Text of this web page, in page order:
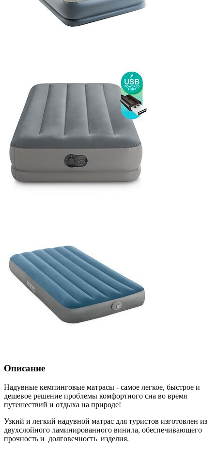
Описание
Надувные кемпинговые матрасы - самое легкое, быстрое и
дешевое решение проблемы комфортного сна во время
путешествий и отдыха на природе!
Узкий и легкий надувной матрас для туристов изготовлен из
двухслойного ламинированного винила, обеспечивающего
прочность и долговечность изделия.